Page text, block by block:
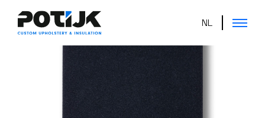
NL